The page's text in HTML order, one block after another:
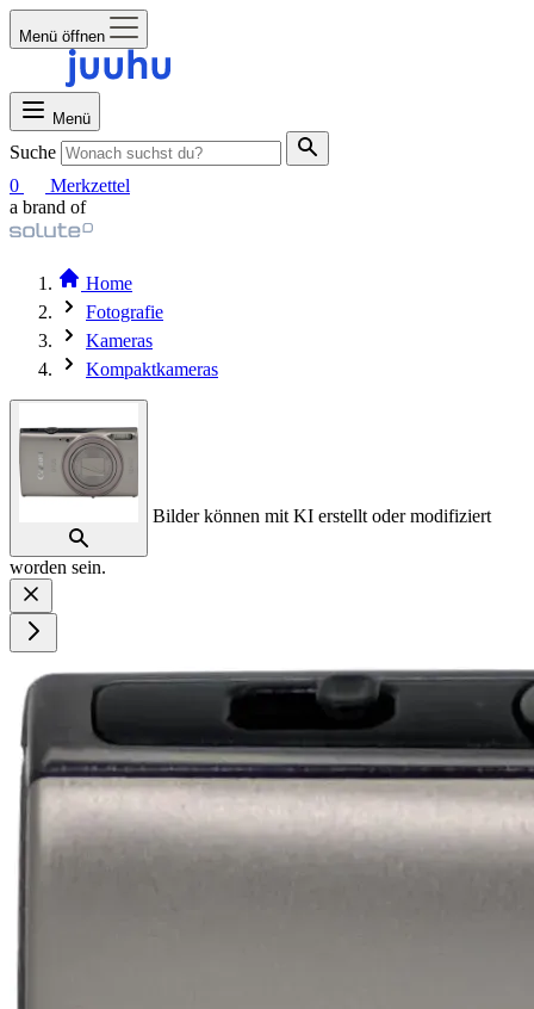
Menü öffnen
Menü
Suche
0
Merkzettel
a brand of
Home
Fotografie
Kameras
Kompaktkameras
Bilder können mit KI erstellt oder modifiziert
worden sein.